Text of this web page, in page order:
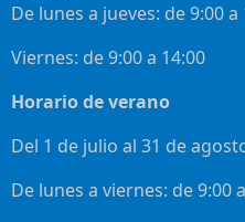
De lunes a jueves: de 9:00 a
Viernes: de 9:00 a 14:00
Horario de verano
Del 1 de julio al 31 de
De lunes a viernes: de 9:00